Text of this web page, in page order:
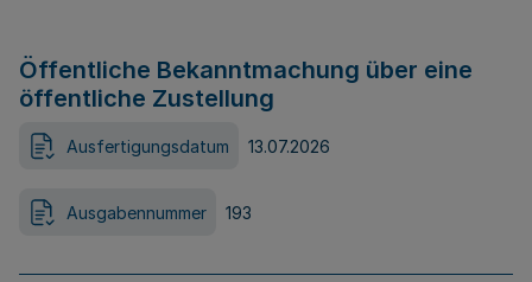
Öffentliche Bekanntmachung über eine
öffentliche Zustellung
Ausfertigungsdatum 13.07.2026
Ausgabennummer 193